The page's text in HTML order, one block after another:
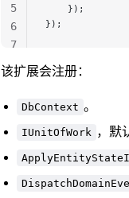
    });
});
5
6
7
该扩展会注册：
DbContext 。
IUnitOfWork ，默